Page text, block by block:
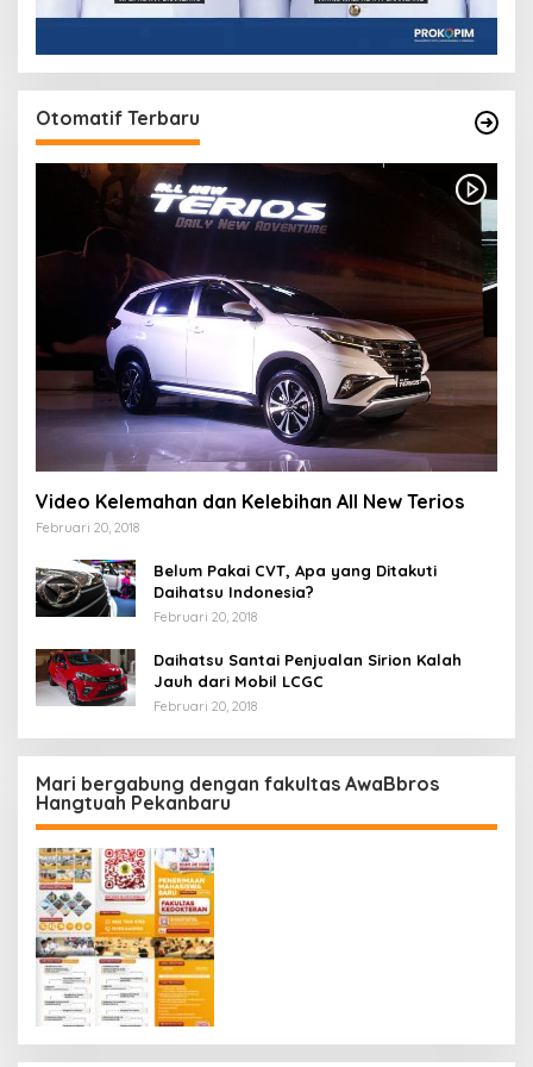
Otomatif Terbaru
Video Kelemahan dan Kelebihan All New Terios
Februari 20, 2018
Belum Pakai CVT, Apa yang Ditakuti
Daihatsu Indonesia?
Februari 20, 2018
Daihatsu Santai Penjualan Sirion Kalah
Jauh dari Mobil LCGC
Februari 20, 2018
Mari bergabung dengan fakultas AwaBbros
Hangtuah Pekanbaru